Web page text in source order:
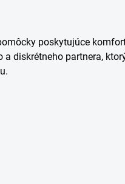
poskytujúce
a diskrétneho partnera,